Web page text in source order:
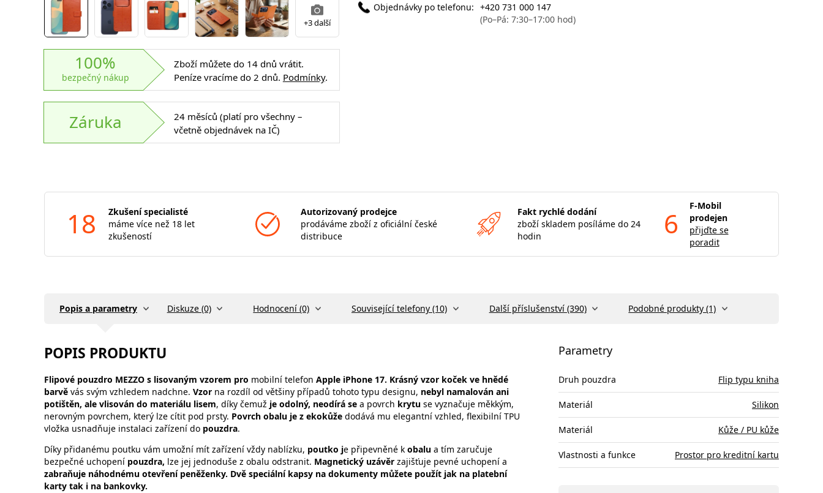
+3 další
100%
bezpečný nákup
Zboží můžete do 14 dnů vrátit.
Peníze vracíme do 2 dnů. Podmínky.
Záruka
24 měsíců (platí pro všechny –
včetně objednávek na IČ)
Objednávky po telefonu: +420 731 000 147
(Po–Pá: 7:30–17:00 hod)
18
Zkušení specialisté
máme více než 18 let
zkušeností
Autorizovaný prodejce
prodáváme zboží z oficiální české
distribuce
Fakt rychlé dodání
zboží skladem posíláme do 24
hodin
6
F-Mobil
prodejen
přijďte se
poradit
Popis a parametry Diskuze (0) Hodnocení (0) Související telefony (10) Další příslušenství (390) Podobné produkty (1)
POPIS PRODUKTU
Flipové pouzdro MEZZO s lisovaným vzorem pro mobilní telefon Apple iPhone 17. Krásný vzor koček ve hnědé
barvě vás svým vzhledem nadchne. Vzor na rozdíl od většiny případů tohoto typu designu, nebyl namalován ani
potištěn, ale vlisován do materiálu lisem, díky čemuž je odolný, neodírá se a povrch krytu se vyznačuje měkkým,
nerovným povrchem, který lze cítit pod prsty. Povrch obalu je z ekokůže dodává mu elegantní vzhled, flexibilní TPU
vložka usnadňuje instalaci zařízení do pouzdra.
Díky přidanému poutku vám umožní mít zařízení vždy nablízku, poutko je připevněné k obalu a tím zaručuje
bezpečné uchopení pouzdra, lze jej jednoduše z obalu odstranit. Magnetický uzávěr zajišťuje pevné uchopení a
zabraňuje náhodnému otevření peněženky. Dvě speciální kapsy na dokumenty můžete použít jak na platební
karty tak i na bankovky.
Parametry
Druh pouzdra Flip typu kniha
Materiál Silikon
Materiál Kůže / PU kůže
Vlastnosti a funkce Prostor pro kreditní kartu